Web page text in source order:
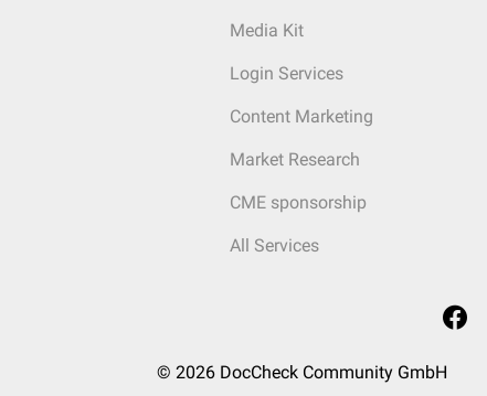
Media Kit
Login Services
Content Marketing
Market Research
CME sponsorship
All Services
© 2026 DocCheck Community GmbH